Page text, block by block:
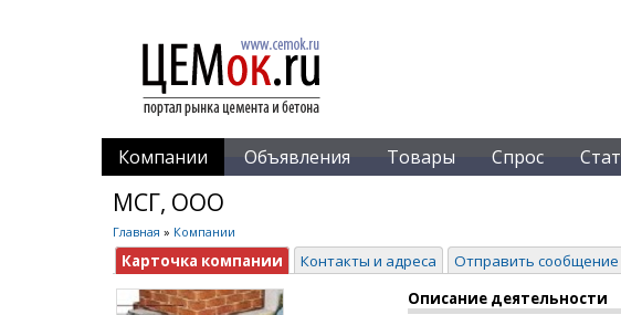
Компании Объявления Товары Спрос
МСГ, ООО
Главная » Компании
Карточка компании Контакты и адреса Отправить сообщение
Описание деятельности